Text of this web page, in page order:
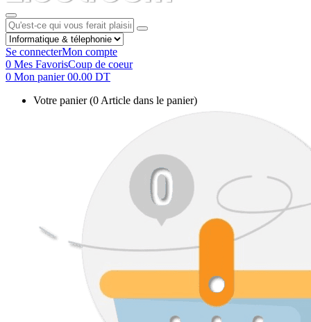
Se connecterMon compte
0 Mes FavorisCoup de coeur
0 Mon panier00.00 DT
Votre panier(0 Article dans le panier)